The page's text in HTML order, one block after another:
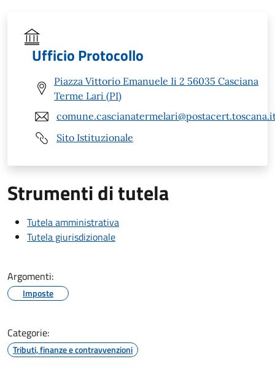
Ufficio Protocollo
Piazza Vittorio Emanuele Ii 2 56035 Casciana
Terme Lari (PI)
Sito Istituzionale
Strumenti di tutela
Tutela amministrativa
Tutela giurisdizionale
Argomenti:
Imposte
Categorie:
Tributi, finanze e contravvenzioni